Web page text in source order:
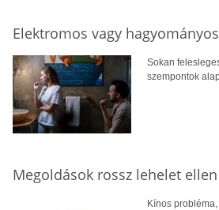
Elektromos vagy
Sokan
szempontok
Megoldások rossz lehelet ellen
Kínos